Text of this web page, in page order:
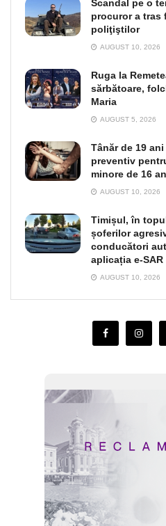
Scandal pe o
procuror a tras
poliţiştilor
AUGUST 10, 2026
Ruga la
sărbătoare,
Maria
AUGUST 5, 2026
Tânăr de 19
preventiv
minore de 16
AUGUST 10, 2026
Timișul, în
șoferilor
conducători
aplicația e-SAR
AUGUST 10, 2026